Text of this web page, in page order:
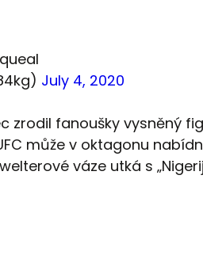
July 4, 2020
zrodil fanoušky vysněný
může v oktagonu
váze utká s